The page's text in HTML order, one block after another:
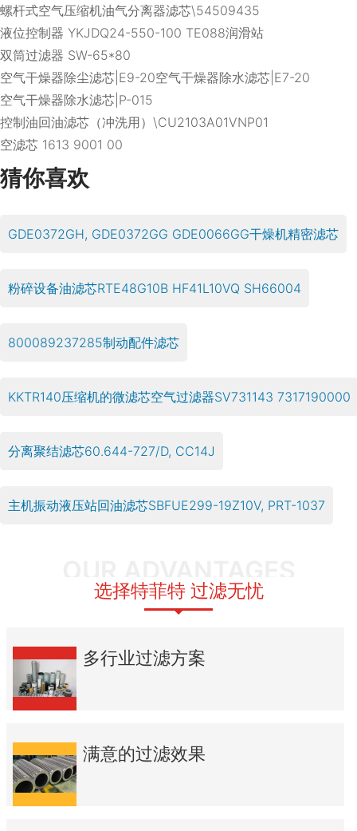
螺杆式空气压缩机油气分离器滤芯\54509435
液位控制器 YKJDQ24-550-100 TE088润滑站
双筒过滤器 SW-65*80
空气干燥器除尘滤芯|E9-20空气干燥器除水滤芯|E7-20
空气干燥器除水滤芯|P-015
控制油回油滤芯（冲洗用）\CU2103A01VNP01
空滤芯 1613 9001 00
猜你喜欢
GDE0372GH, GDE0372GG GDE0066GG干燥机精密滤芯
粉碎设备油滤芯RTE48G10B HF41L10VQ SH66004
800089237285制动配件滤芯
KKTR140压缩机的微滤芯空气过滤器SV731143 7317190000
分离聚结滤芯60.644-727/D, CC14J
主机振动液压站回油滤芯SBFUE299-19Z10V, PRT-1037
选择特菲特 过滤无忧
多行业过滤方案
满意的过滤效果